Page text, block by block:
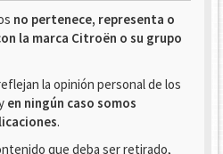
no pertenece, representa o
la marca Citroën o su grupo
la opinión personal de los
en ningún caso somos
.
que deba ser retirado,